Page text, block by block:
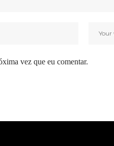
vez que eu comentar.